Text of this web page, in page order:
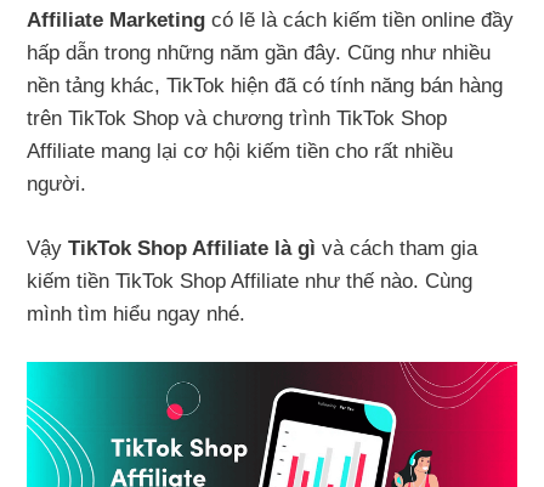
Affiliate Marketing có lẽ là cách kiếm tiền online đầy
hấp dẫn trong những năm gần đây. Cũng như nhiều
nền tảng khác, TikTok hiện đã có tính năng bán hàng
trên TikTok Shop và chương trình TikTok Shop
Affiliate mang lại cơ hội kiếm tiền cho rất nhiều
người.
VậyTikTok Shop Affiliate là gì và cách tham gia
kiếm tiền TikTok Shop Affiliate như thế nào. Cùng
mình tìm hiểu ngay nhé.